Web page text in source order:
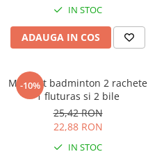
IN STOC
ADAUGA IN COS
-10%
Mini Set badminton 2 rachete
1 fluturas si 2 bile
25,42 RON
22,88 RON
IN STOC